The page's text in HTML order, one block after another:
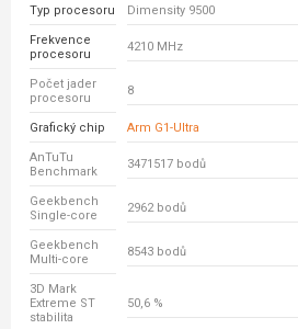
Typ procesoru
Dimensity 9500
Frekvence
procesoru
4210 MHz
Počet jader
procesoru
8
Grafický chip Arm G1-Ultra
AnTuTu
Benchmark
3471517 bodů
Geekbench
Single-core
2962 bodů
Geekbench
Multi-core
8543 bodů
3D Mark
Extreme ST
stabilita
50,6 %